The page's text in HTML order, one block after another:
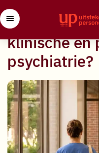
29 april 2026
Wat is het
klinische en
psychiatrie?